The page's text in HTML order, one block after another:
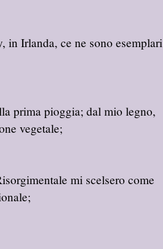
in Irlanda, ce ne sono esemplari
prima pioggia; dal mio legno,
vegetale;
mi scelsero come